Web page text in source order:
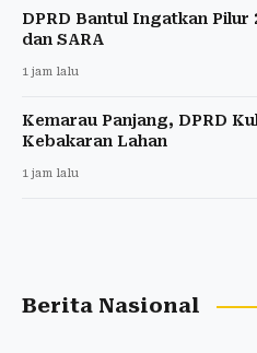
DPRD Bantul Ingatkan Pilur
dan SARA
1 jam lalu
Kemarau Panjang, DPRD
Kebakaran Lahan
1 jam lalu
Berita Nasional